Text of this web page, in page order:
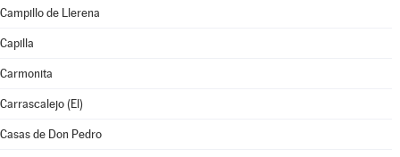
Campillo de Llerena
Capilla
Carmonita
Carrascalejo (El)
Casas de Don Pedro